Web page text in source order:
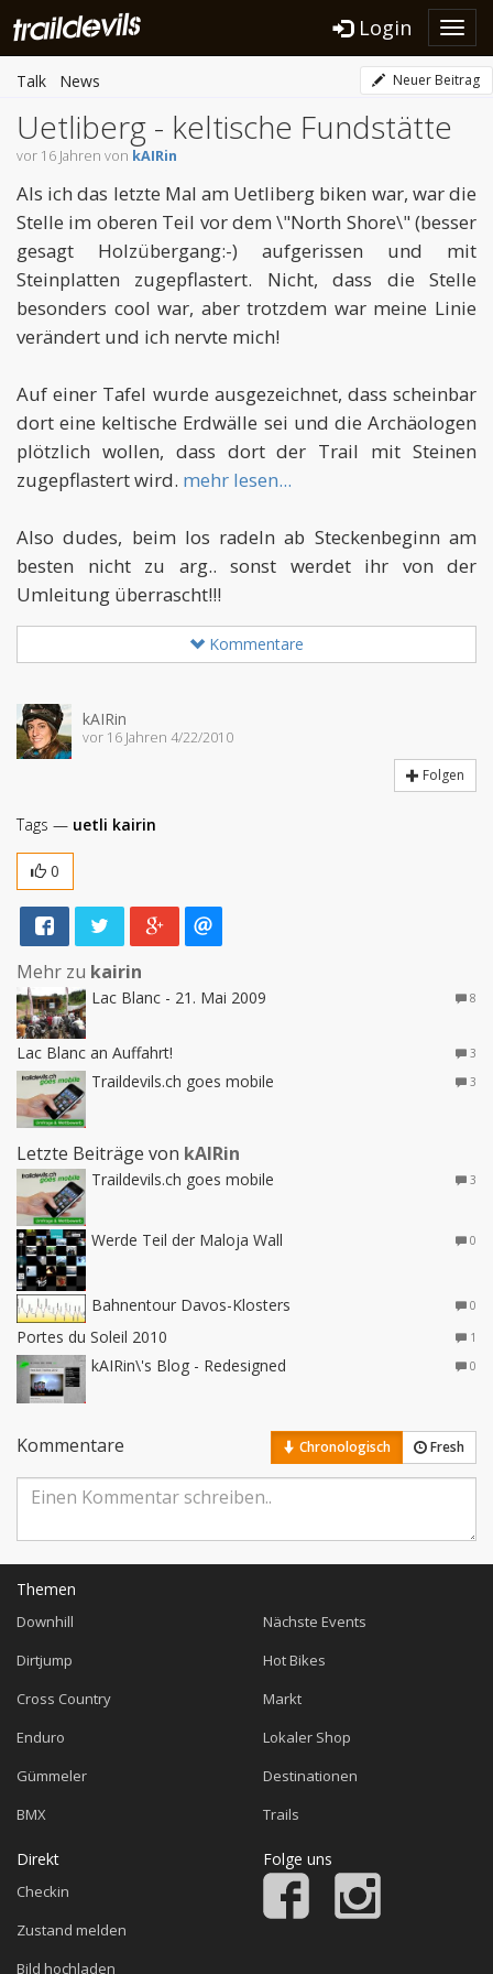
Login
Talk News Neuer Beitrag
Uetliberg - keltische Fundstätte
vor 16 Jahren von kAIRin
Als ich das letzte Mal am Uetliberg biken war, war die
Stelle im oberen Teil vor dem \"North Shore\" (besser
gesagt Holzübergang:-) aufgerissen und mit
Steinplatten zugepflastert. Nicht, dass die Stelle
besonders cool war, aber trotzdem war meine Linie
verändert und ich nervte mich!
Auf einer Tafel wurde ausgezeichnet, dass scheinbar
dort eine keltische Erdwälle sei und die Archäologen
plötzlich wollen, dass dort der Trail mit Steinen
zugepflastert wird. mehr lesen...
Also dudes, beim los radeln ab Steckenbeginn am
besten nicht zu arg.. sonst werdet ihr von der
Umleitung überrascht!!!
Kommentare
kAIRin
vor 16 Jahren 4/22/2010
Folgen
Tags — uetli kairin
0
Mehr zu kairin
Lac Blanc - 21. Mai 2009 8
Lac Blanc an Auffahrt! 3
Traildevils.ch goes mobile 3
Letzte Beiträge von kAIRin
Traildevils.ch goes mobile 3
Werde Teil der Maloja Wall 0
Bahnentour Davos-Klosters 0
Portes du Soleil 2010 1
kAIRin\'s Blog - Redesigned 0
Kommentare Chronologisch Fresh
Themen
Downhill
Dirtjump
Cross Country
Enduro
Gümmeler
BMX
Nächste Events
Hot Bikes
Markt
Lokaler Shop
Destinationen
Trails
Direkt
Checkin
Zustand melden
Bild hochladen
Folge uns